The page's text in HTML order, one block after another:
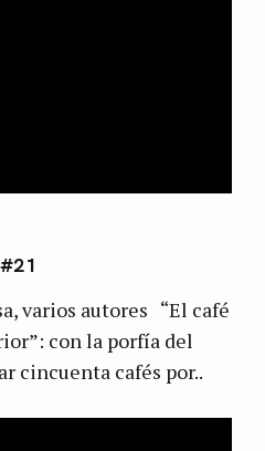
varios autores “El café
con la porfía del
cincuenta cafés por..